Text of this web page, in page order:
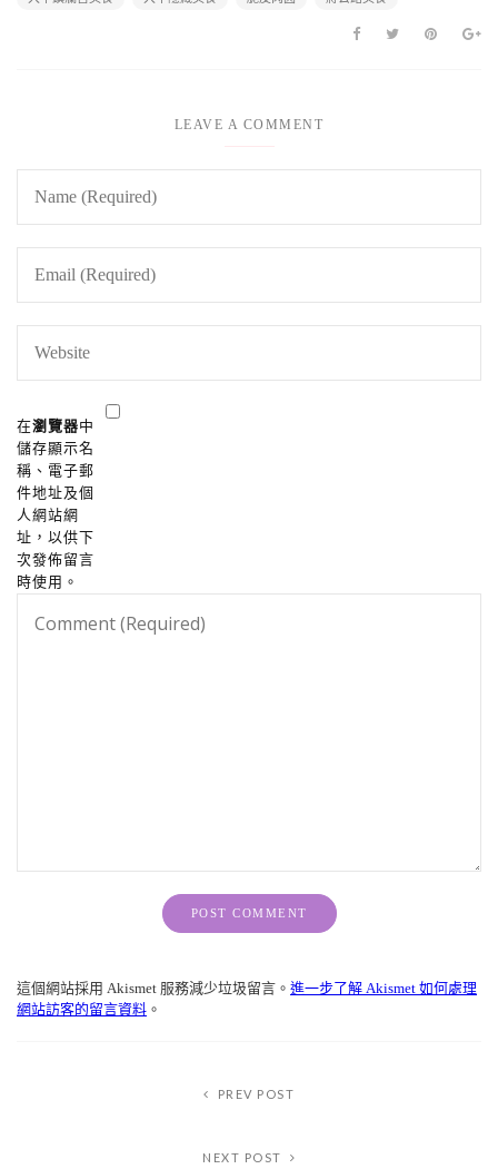
LEAVE A COMMENT
在瀏覽器中
儲存顯示名
稱、電子郵
件地址及個
人網站網
址，以供下
次發佈留言
時使用。
這個網站採用 Akismet 服務減少垃圾留言。 進一步了解 Akismet 如何處理
網站訪客的留言資料 。
PREV POST
NEXT POST